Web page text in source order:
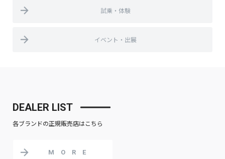
試乗・体験
イベント・出展
DEALER LIST
各ブランドの正規販売店はこちら
MORE